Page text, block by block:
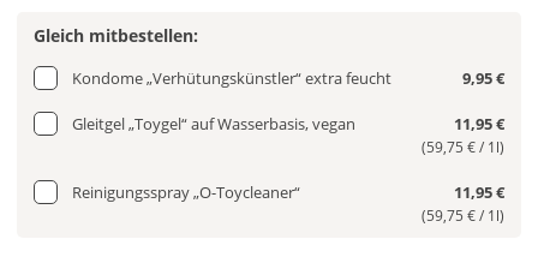
Gleich mitbestellen:
Kondome „Verhütungskünstler“ extra feucht 9,95 €
Gleitgel „Toygel“ auf Wasserbasis, vegan 11,95 €
(59,75 € / 1l)
Reinigungsspray „O-Toycleaner“ 11,95 €
(59,75 € / 1l)